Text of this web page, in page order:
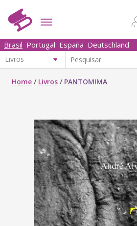
Brasil Portugal España Deutschland
Home / Livros / PANTOMIMA